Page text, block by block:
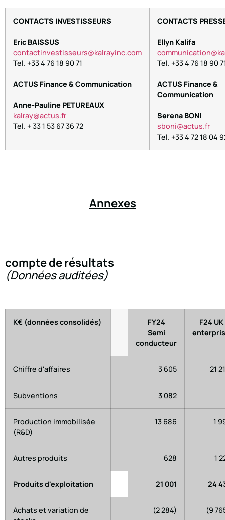
CONTACTS INVESTISSEURS
Eric BAISSUS
contactinvestisseurs@kalrayinc.com
Tel. +33 4 76 18 90 71
ACTUS Finance & Communication
Anne-Pauline PETUREAUX
kalray@actus.fr
Tel. + 33 1 53 67 36 72
CONTACTS
Ellyn Kalifa
Tel. +33 4 76 18 90
ACTUS Finance &
Communication
Serena BONI
sboni@actus.fr
Tel. +33 4 72 18 04
Annexes
compte de résultats
(Données auditées)
K€ (données consolidés)
FY24
Semi
conducteur
F24 UK
Chiffre d'affaires 3 605 21
Subventions 3 082
Production immobilisée
(R&D)
13 686 1
Autres produits 628 1
Produits d'exploitation 21 001 24
Achats et variation de
(2 284) (9